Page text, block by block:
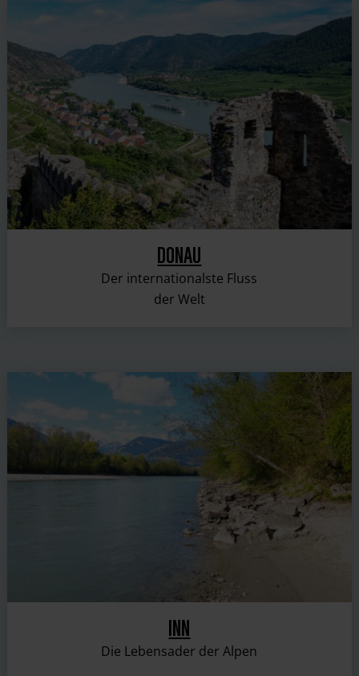
DONAU
Der internationalste Fluss
der Welt
INN
Die Lebensader der Alpen